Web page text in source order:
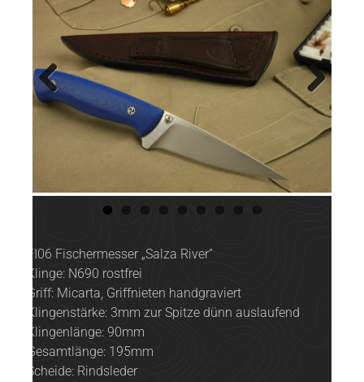
Previ
ous
Next
FI06 Fischermesser „Salza River”
Klinge: N690 rostfrei
Griff: Micarta, Griffnieten handgraviert
Klingenstärke: 3mm zur Spitze dünn auslaufend
Klingenlänge: 90mm
Gesamtlänge: 195mm
Scheide: Rindsleder